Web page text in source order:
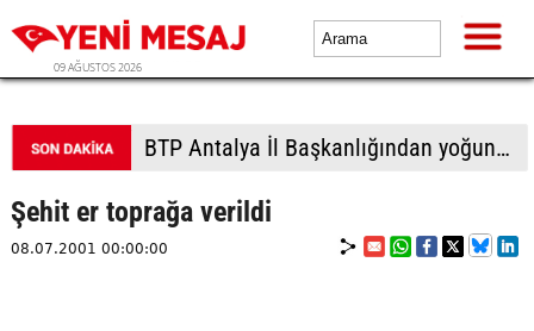
09 AĞUSTOS 2026
BTP Gaziantep teşkilatından taziye ziyareti: Cevizli köyü halkıyla buluşma
Şehit er toprağa verildi
08.07.2001 00:00:00